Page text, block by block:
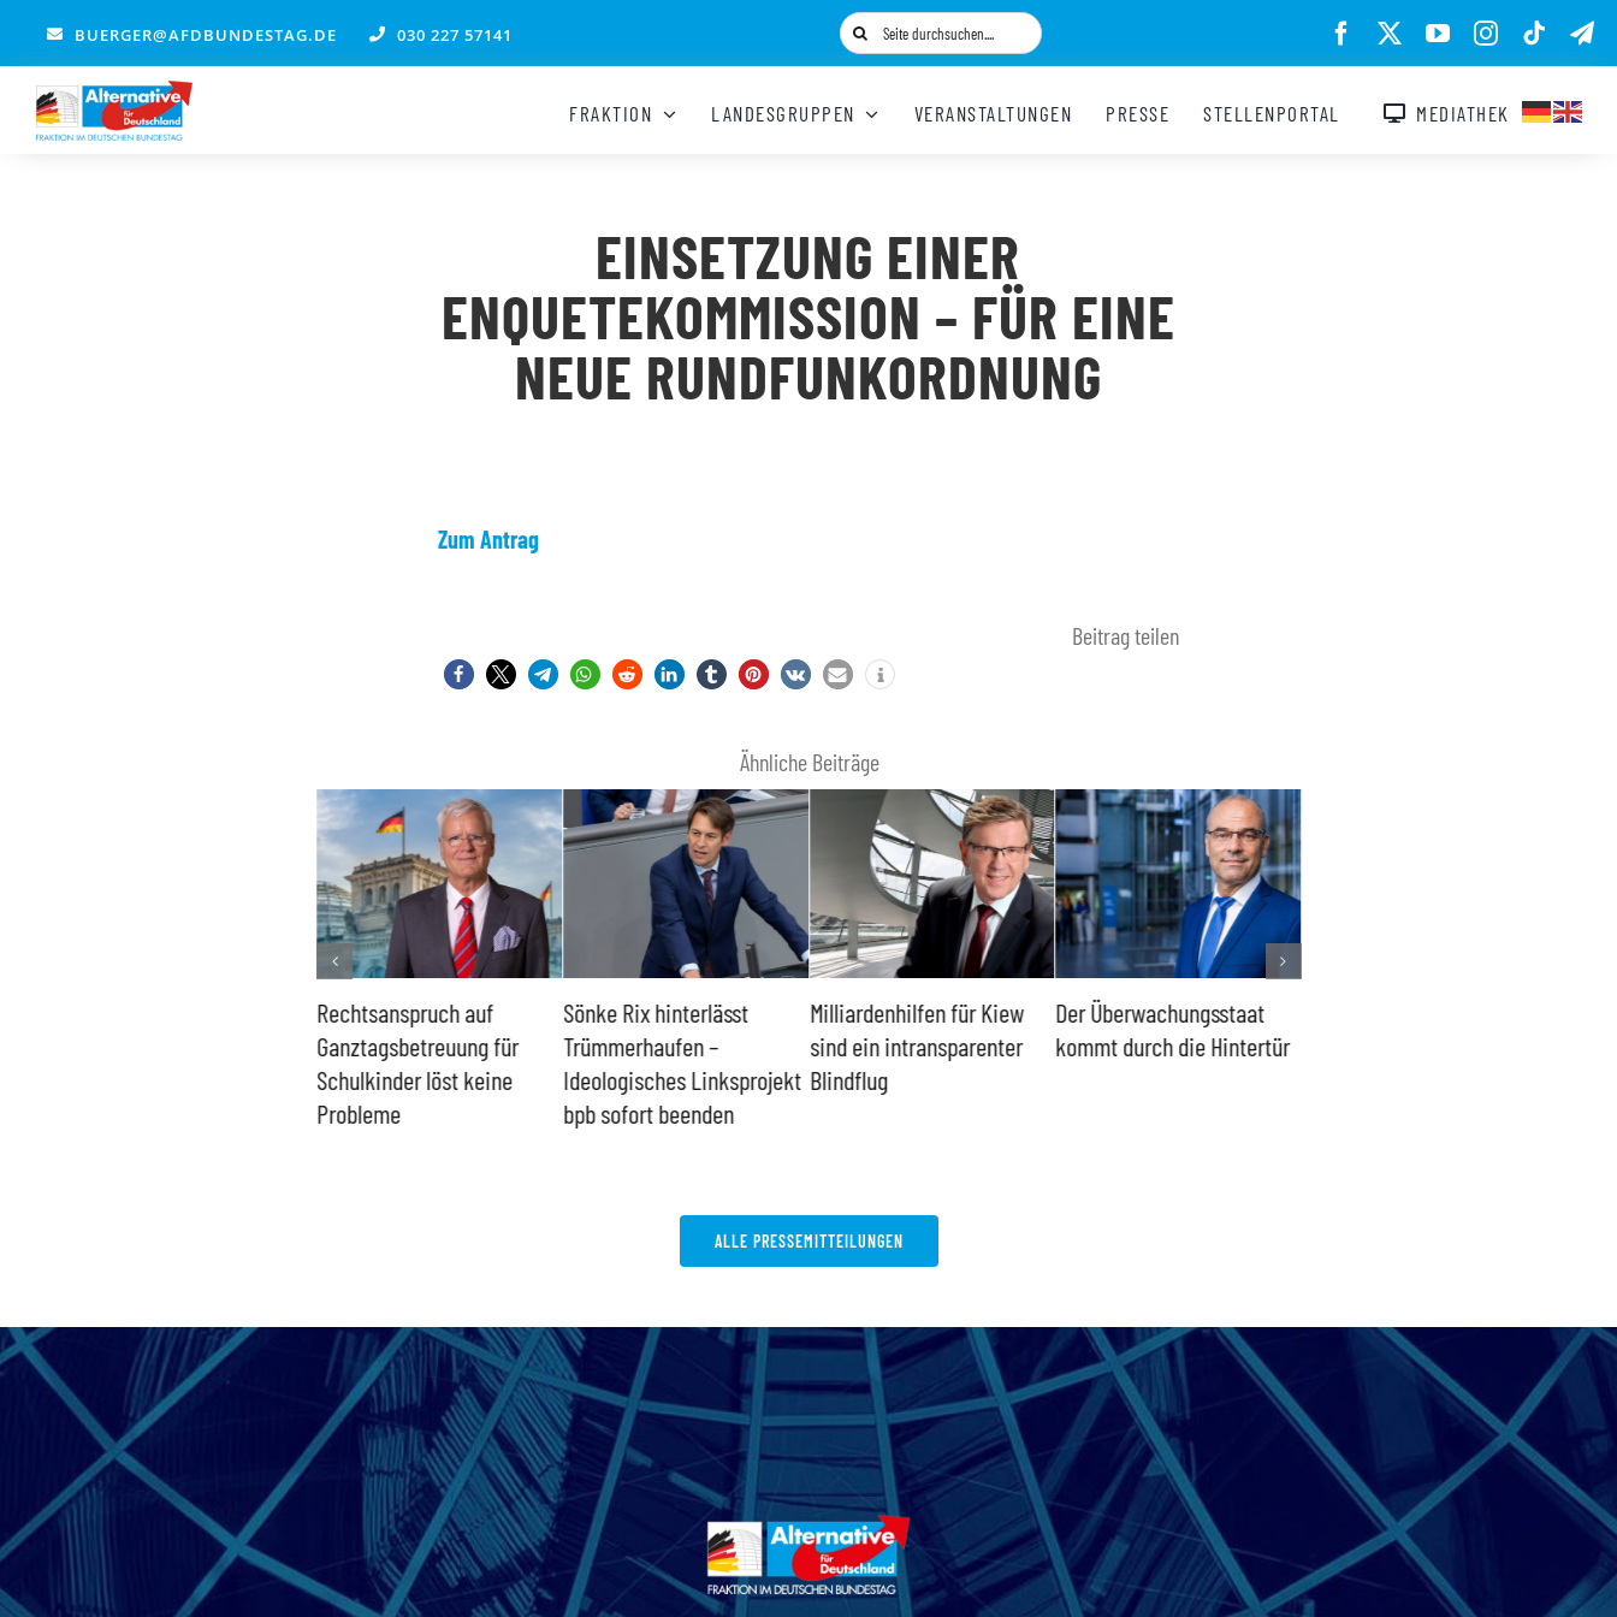
springen
BUERGER@AFDBUNDESTAG.DE 030 227 57141
Suche
nach:
FRAKTION LANDESGRUPPEN VERANSTALTUNGEN PRESSE STELLENPORTAL MEDIATHEK
EINSETZUNG EINER
ENQUETEKOMMISSION – FÜR EINE
NEUE RUNDFUNKORDNUNG
Zum Antrag
Beitrag teilen
Ähnliche Beiträge
Rechtsanspruch auf
Ganztagsbetreuung für
Schulkinder löst keine
Probleme
Sönke Rix hinterlässt
Trümmerhaufen –
Ideologisches Linksprojekt
bpb sofort beenden
Milliardenhilfen für Kiew
sind ein intransparenter
Blindflug
Der Überwachungsstaat
kommt durch die Hintertür
ALLE PRESSEMITTEILUNGEN